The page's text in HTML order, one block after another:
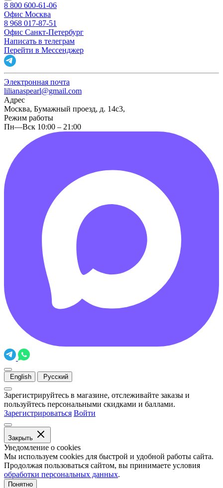
8 800 600-61-06
Офис Москва
8 968 017-87-51
Офис Санкт-Петербург
Написать в телеграм
Перейти в Мессенджер
Электронная почта
lilianaspearl@gmail.com
Адрес
Москва, Бумажный проезд, д. 14с3,
Режим работы
Пн—Вск 10:00 – 21:00
English Русский
Зарегистрируйтесь в магазине, отслеживайте заказы и
пользуйтесь персональными скидками и баллами.
Зарегистрироваться Войти
Закрыть
Уведомление о cookies
Мы используем cookies для быстрой и удобной работы сайта.
Продолжая пользоваться сайтом, вы принимаете условия
обработки персональных данных.
Понятно